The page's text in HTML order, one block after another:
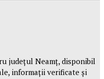
județul Neamț, disponibil
informații verificate și